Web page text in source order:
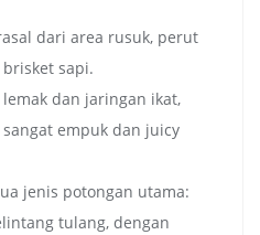
dari area rusuk, perut
sapi.
lemak dan jaringan ikat,
empuk dan juicy
jenis potongan utama:
tulang, dengan